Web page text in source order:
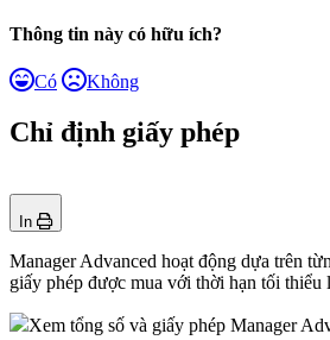
Thông tin này có hữu ích?
Có Không
Chỉ định giấy phép
In
Manager Advanced hoạt động dựa trên
giấy phép được mua với thời hạn tối
Xem tổng số và giấy phép Manager